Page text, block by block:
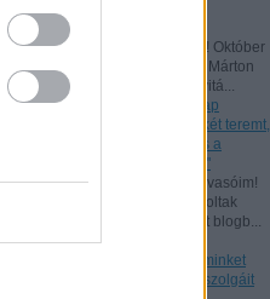
megigazulására!"
Andreas:
Tisztelt Látogatóim! Október
a reformáció hónapja. Luther Márton
506 évvel ezelőtt bocsátotta vitá...
(2023.10.02. 22:41
- Vasárnap
[2023.10.01.] "Az igazság békét teremt,
és az igazság a nyugalmat és a
biztonságot szolgálja örökké!"
Andreas:Tisztelt hűséges Olvasóim!
Augusztus 10-től 21-ig nem voltak
elérhetőek a naponta feltöltött blogb...
(2023.08.21. 22:46
[2023.08.21.] "Úgy tekintsen minket
minden ember, mint Krisztus szolgáit